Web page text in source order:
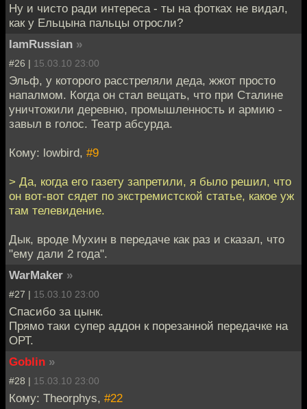
Ну и чисто ради интереса - ты на фотках не видал,
как у Ельцына пальцы отросли?
IamRussian »
#26 | 15.03.10 23:00
Эльф, у которого расстреляли деда, жжот просто
напалмом. Когда он стал вещать, что при Сталине
уничтожили деревню, промышленность и армию -
завыл в голос. Театр абсурда.
Кому: lowbird, #9
> Да, когда его газету запретили, я было решил, что
он вот-вот сядет по экстремистской статье, какое уж
там телевидение.
Дык, вроде Мухин в передаче как раз и сказал, что
"ему дали 2 года".
WarMaker »
#27 | 15.03.10 23:00
Спасибо за цынк.
Прямо таки супер аддон к порезанной передачке на
ОРТ.
Goblin »
#28 | 15.03.10 23:00
Кому: Theorphys, #22